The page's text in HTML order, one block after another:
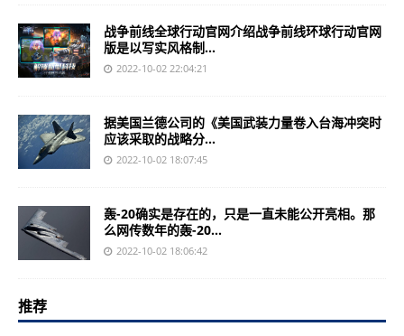
战争前线全球行动官网介绍战争前线环球行动官网
版是以写实风格制...
2022-10-02 22:04:21
据美国兰德公司的《美国武装力量卷入台海冲突时
应该采取的战略分...
2022-10-02 18:07:45
轰-20确实是存在的，只是一直未能公开亮相。那
么网传数年的轰-20...
2022-10-02 18:06:42
推荐